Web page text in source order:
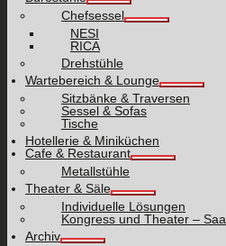
Chefsessel
NESI
RICA
Drehstühle
Wartebereich & Lounge
Sitzbänke & Traversen
Sessel & Sofas
Tische
Hotellerie & Miniküchen
Cafe & Restaurant
Metallstühle
Theater & Säle
Individuelle Lösungen
Kongress und Theater –
Archiv